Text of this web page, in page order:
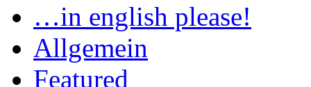
…in english please!
Allgemein
Featured